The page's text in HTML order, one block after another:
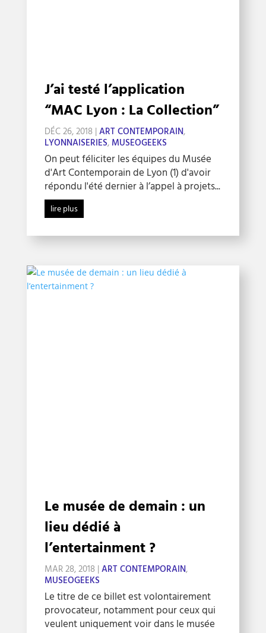
J’ai testé l’application
“MAC Lyon : La Collection”
DÉC 26, 2018 |ART CONTEMPORAIN,
LYONNAISERIES, MUSEOGEEKS
On peut féliciter les équipes du Musée
d'Art Contemporain de Lyon (1) d'avoir
répondu l'été dernier à l’appel à projets...
lire plus
Le musée de demain : un
lieu dédié à
l’entertainment ?
MAR 28, 2018 |ART CONTEMPORAIN,
MUSEOGEEKS
Le titre de ce billet est volontairement
provocateur, notamment pour ceux qui
veulent uniquement voir dans le musée